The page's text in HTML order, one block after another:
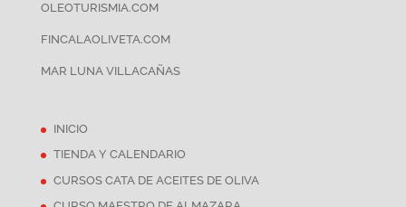
OLEOTURISMIA.COM
FINCALAOLIVETA.COM
MAR LUNA VILLACAÑAS
INICIO
TIENDA Y CALENDARIO
CURSOS CATA DE ACEITES DE OLIVA